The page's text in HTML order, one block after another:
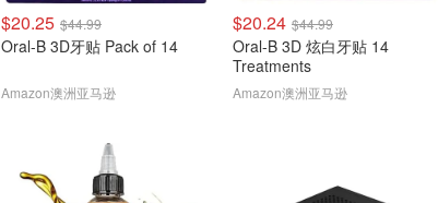
$20.25 $44.99
Oral-B 3D牙贴 Pack of 14
Amazon澳洲亚马逊
$20.24 $44.99
Oral-B 3D 炫白牙贴 14
Treatments
Amazon澳洲亚马逊